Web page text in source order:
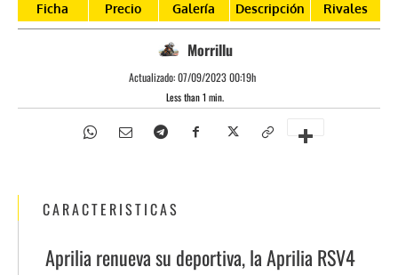
Ficha Precio Galería Descripción Rivales
Morrillu
Actualizado:07/09/2023 00:19h
Less than 1 min.
CARACTERISTICAS
Aprilia renueva su deportiva, la Aprilia RSV4